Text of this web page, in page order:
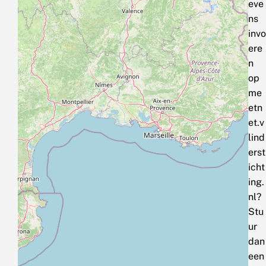
eve
ns
invo
ere
n
op
me
etn
et.v
lind
erst
icht
ing.
nl?
Stu
ur
dan
een